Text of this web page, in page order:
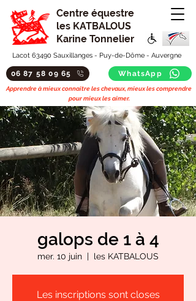
Centre équestre
les KATBALOUS
Karine Tonnelier
Lacot 63490 Sauxillanges - Puy-de-Dôme - Auvergne
06 87 58 09 65 WhatsApp
Apprendre à mieux connaitre les chevaux, mieux les comprendre
pour mieux les aimer.
galops de 1 à 4
mer. 10 juin
  |
les KATBALOUS
Les inscriptions sont closes